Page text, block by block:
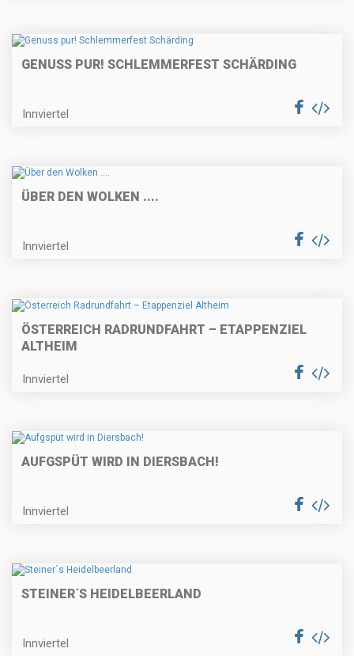
GENUSS PUR! SCHLEMMERFEST SCHÄRDING
Innviertel
ÜBER DEN WOLKEN ....
Innviertel
ÖSTERREICH RADRUNDFAHRT – ETAPPENZIEL
ALTHEIM
Innviertel
AUFGSPÜT WIRD IN DIERSBACH!
Innviertel
STEINER´S HEIDELBEERLAND
Innviertel